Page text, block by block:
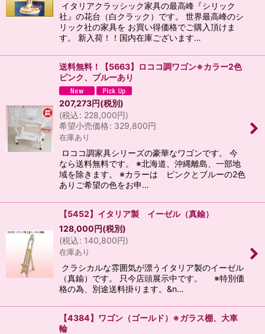
イタリアクラッシック家具の最高峰『シリック
社』の花台（白クラック）です。 世界最高峰のシ
リック社の家具を お買い得価格でご購入頂けま
す。 新入荷！！国内在庫ございます…
送料無料！【5663】ロココ調ワゴン※カラー2色
ピンク、ブルーあり
207,273円(税別)
(税込: 228,000円)
希望小売価格: 329,800円
在庫あり
ロココ調家具シリーズの豪華なワゴンです。 今
なら送料無料です。 ※北海道、沖縄離島、一部地
域を除きます。 ※カラーは ピンクとブルーの2色
ありご希望の色をお申…
【5452】イタリア製 イーゼル（真鍮）
128,000円(税別)
(税込: 140,800円)
在庫あり
クラシカルな雰囲気が漂うイタリア製のイーゼル
（真鍮）です。 只今店頭展示中です。 ※特別価
格の為、別途送料掛ります。&n…
【4384】ワゴン（ゴールド）※ガラス棚、大車
輪